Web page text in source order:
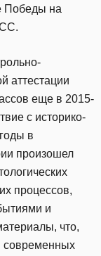
Победы на
аттестации
еще в 2015-
с историко-
в
произошел
процессов,
и
что,
современных